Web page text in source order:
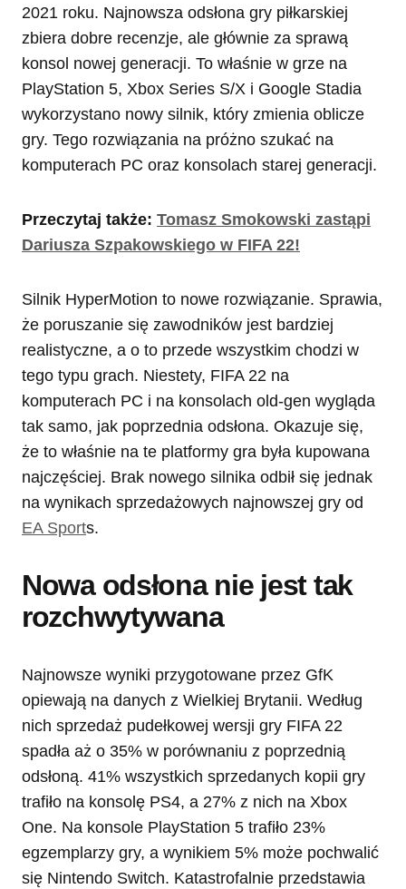
2021 roku. Najnowsza odsłona gry piłkarskiej
zbiera dobre recenzje, ale głównie za sprawą
konsol nowej generacji. To właśnie w grze na
PlayStation 5, Xbox Series S/X i Google Stadia
wykorzystano nowy silnik, który zmienia oblicze
gry. Tego rozwiązania na próżno szukać na
komputerach PC oraz konsolach starej generacji.
Przeczytaj także: Tomasz Smokowski zastąpi
Dariusza Szpakowskiego w FIFA 22!
Silnik HyperMotion to nowe rozwiązanie. Sprawia,
że poruszanie się zawodników jest bardziej
realistyczne, a o to przede wszystkim chodzi w
tego typu grach. Niestety, FIFA 22 na
komputerach PC i na konsolach old-gen wygląda
tak samo, jak poprzednia odsłona. Okazuje się,
że to właśnie na te platformy gra była kupowana
najczęściej. Brak nowego silnika odbił się jednak
na wynikach sprzedażowych najnowszej gry od
EA Sports.
Nowa odsłona nie jest tak
rozchwytywana
Najnowsze wyniki przygotowane przez GfK
opiewają na danych z Wielkiej Brytanii. Według
nich sprzedaż pudełkowej wersji gry FIFA 22
spadła aż o 35% w porównaniu z poprzednią
odsłoną. 41% wszystkich sprzedanych kopii gry
trafiło na konsolę PS4, a 27% z nich na Xbox
One. Na konsole PlayStation 5 trafiło 23%
egzemplarzy gry, a wynikiem 5% może pochwalić
się Nintendo Switch. Katastrofalnie przedstawia